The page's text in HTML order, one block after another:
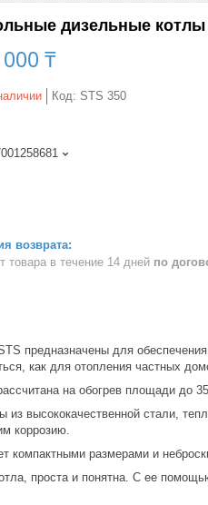
дизельные котлы
₸
Код: STS 350
товара в течение 14 дней по
предназначены для
как для отопления частных
на обогрев площади до
высококачественной стали,
коррозию.
компактными размерами и
проста и понятна. С ее